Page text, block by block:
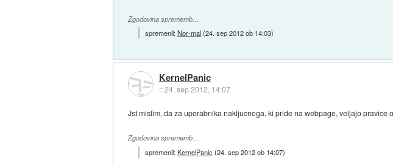
Zgodovina sprememb…
spremenil:Nor-mal(24. sep 2012 ob 14:03)
KernelPanic
::24. sep 2012, 14:07
Jst mislim, da za uporabnika nakljucnega, ki pride na webpage, veljajo pravice
Zgodovina sprememb…
spremenil:KernelPanic(24. sep 2012 ob 14:07)